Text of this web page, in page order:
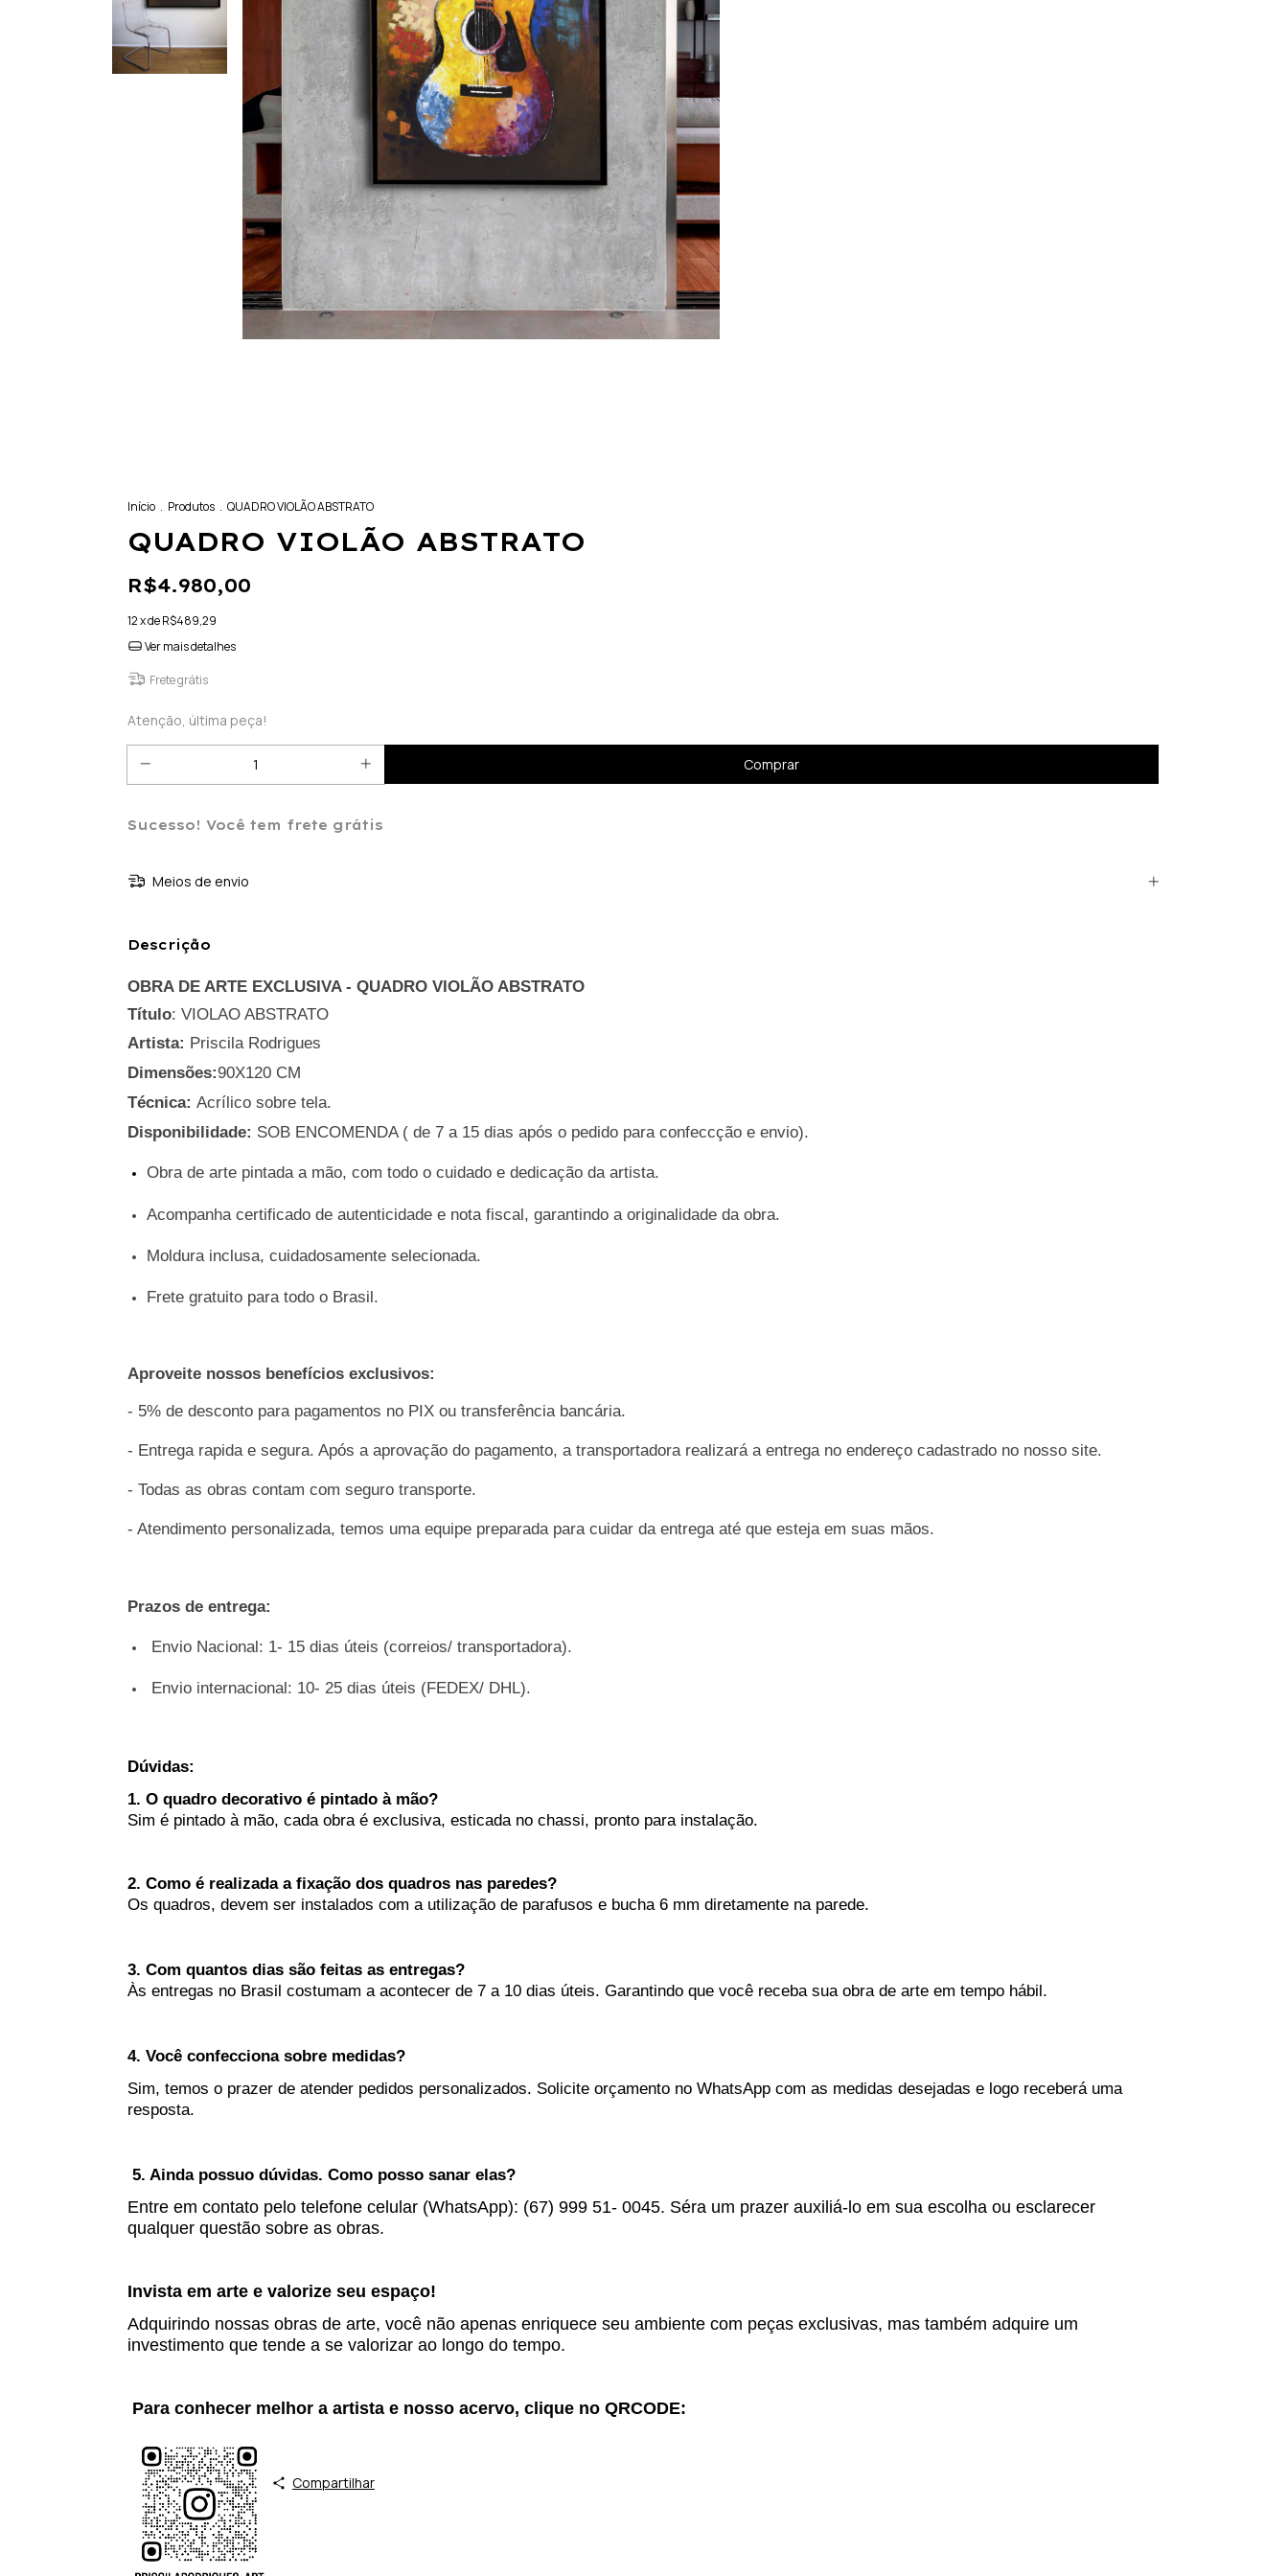
Início . Produtos . QUADRO VIOLÃO ABSTRATO
QUADRO VIOLÃO ABSTRATO
R$4.980,00
12x deR$489,29
Ver mais detalhes
Frete grátis
Atenção, última peça!
Sucesso! Você tem frete grátis
Meios de envio
Descrição
OBRA DE ARTE EXCLUSIVA - QUADRO VIOLÃO ABSTRATO
Título: VIOLAO ABSTRATO
Artista: Priscila Rodrigues
Dimensões:90X120 CM
Técnica: Acrílico sobre tela.
Disponibilidade: SOB ENCOMENDA ( de 7 a 15 dias após o pedido para confeccção e envio).
Obra de arte pintada a mão, com todo o cuidado e dedicação da artista.
Acompanha certificado de autenticidade e nota fiscal, garantindo a originalidade da obra.
Moldura inclusa, cuidadosamente selecionada.
Frete gratuito para todo o Brasil.
Aproveite nossos benefícios exclusivos:
- 5% de desconto para pagamentos no PIX ou transferência bancária.
- Entrega rapida e segura. Após a aprovação do pagamento, a transportadora realizará a entrega no endereço cadastrado no nosso site.
- Todas as obras contam com seguro transporte.
- Atendimento personalizada, temos uma equipe preparada para cuidar da entrega até que esteja em suas mãos.
Prazos de entrega:
Envio Nacional: 1- 15 dias úteis (correios/ transportadora).
Envio internacional: 10- 25 dias úteis (FEDEX/ DHL).
Dúvidas:
1. O quadro decorativo é pintado à mão?
Sim é pintado à mão, cada obra é exclusiva, esticada no chassi, pronto para instalação.
2. Como é realizada a fixação dos quadros nas paredes?
Os quadros, devem ser instalados com a utilização de parafusos e bucha 6 mm diretamente na parede.
3. Com quantos dias são feitas as entregas?
Às entregas no Brasil costumam a acontecer de 7 a 10 dias úteis. Garantindo que você receba sua obra de arte em tempo hábil.
4. Você confecciona sobre medidas?
Sim, temos o prazer de atender pedidos personalizados. Solicite orçamento no WhatsApp com as medidas desejadas e logo receberá uma
resposta.
5. Ainda possuo dúvidas. Como posso sanar elas?
Entre em contato pelo telefone celular (WhatsApp): (67) 999 51- 0045. Séra um prazer auxiliá-lo em sua escolha ou esclarecer
qualquer questão sobre as obras.
Invista em arte e valorize seu espaço!
Adquirindo nossas obras de arte, você não apenas enriquece seu ambiente com peças exclusivas, mas também adquire um
investimento que tende a se valorizar ao longo do tempo.
Para conhecer melhor a artista e nosso acervo, clique no QRCODE:
Compartilhar